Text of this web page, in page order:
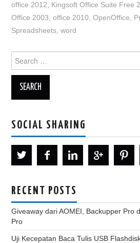
office 2012
Kingsoft Office Suite Free
Office 2003 ,office 2010 ,OpenOffice
Spreadsheets ,word
for:
SOCIAL SHARING
RECENT POSTS
Giveaway dari AOMEI, Backupper Pro
Pro
Uji Kecepatan Baca Tulis USB